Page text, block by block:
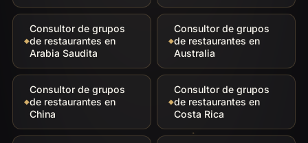
Consultor de grupos
de restaurantes en
Arabia Saudita
Consultor de grupos
de restaurantes en
Australia
Consultor de grupos
de restaurantes en
China
Consultor de grupos
de restaurantes en
Costa Rica